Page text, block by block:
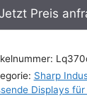
Preis
Sharp
Displays